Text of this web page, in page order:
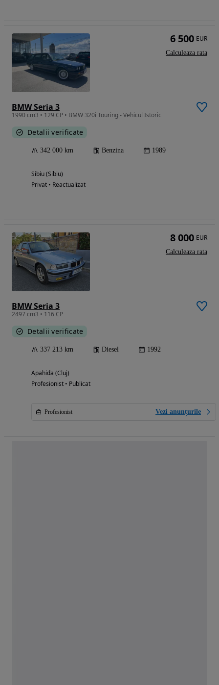
BMW Seria 3
1990 cm3 • 129 CP • BMW 320i Touring - Vehicul Istoric
Detalii verificate
342 000 km Benzina 1989
Sibiu (Sibiu)
Privat • Reactualizat
6 500 EUR
Calculeaza rata
BMW Seria 3
2497 cm3 • 116 CP
Detalii verificate
337 213 km Diesel 1992
Apahida (Cluj)
Profesionist • Publicat
Profesionist Vezi anunțurile
8 000 EUR
Calculeaza rata